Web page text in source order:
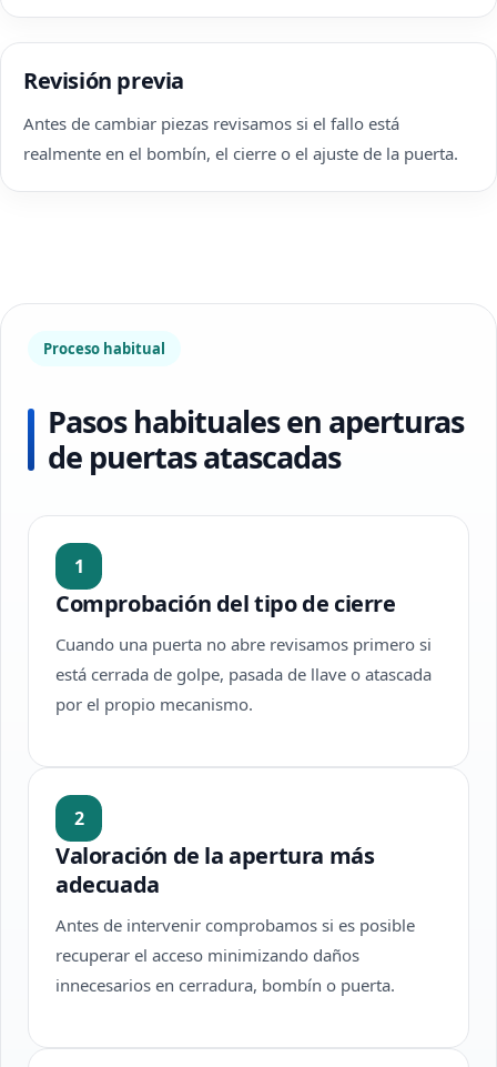
Revisión previa
Antes de cambiar piezas revisamos si el fallo está
realmente en el bombín, el cierre o el ajuste de la puerta.
Proceso habitual
Pasos habituales en aperturas
de puertas atascadas
1
Comprobación del tipo de cierre
Cuando una puerta no abre revisamos primero si
está cerrada de golpe, pasada de llave o atascada
por el propio mecanismo.
2
Valoración de la apertura más
adecuada
Antes de intervenir comprobamos si es posible
recuperar el acceso minimizando daños
innecesarios en cerradura, bombín o puerta.